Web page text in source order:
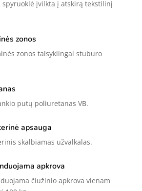
spyruoklė įvilkta į atskirą tekstilinį
zonos
zonos taisyklingai stuburo
putų poliuretanas VB.
apsauga
skalbiamas užvalkalas.
apkrova
čiužinio apkrova vienam